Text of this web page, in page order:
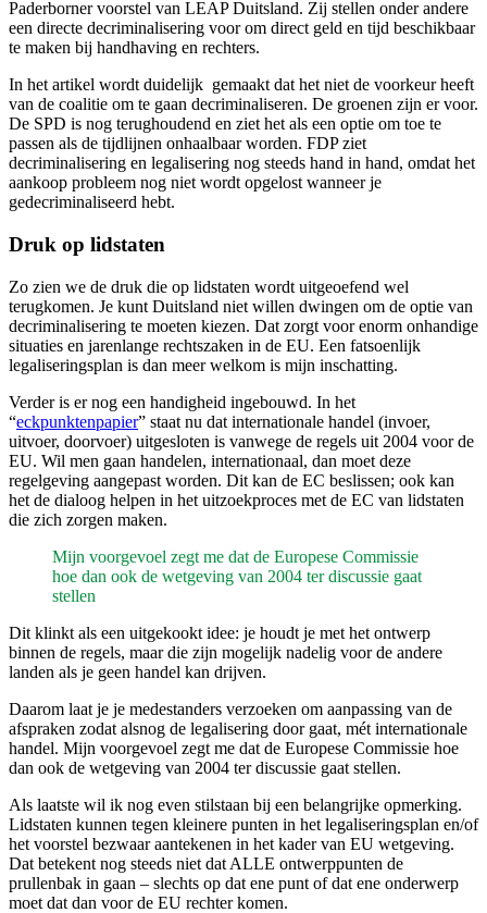
Paderborner voorstel van LEAP Duitsland. Zij stellen onder andere
een directe decriminalisering voor om direct geld en tijd beschikbaar
te maken bij handhaving en rechters.
In het artikel wordt duidelijk gemaakt dat het niet de voorkeur heeft
van de coalitie om te gaan decriminaliseren. De groenen zijn er voor.
De SPD is nog terughoudend en ziet het als een optie om toe te
passen als de tijdlijnen onhaalbaar worden. FDP ziet
decriminalisering en legalisering nog steeds hand in hand, omdat het
aankoop probleem nog niet wordt opgelost wanneer je
gedecriminaliseerd hebt.
Druk op lidstaten
Zo zien we de druk die op lidstaten wordt uitgeoefend wel
terugkomen. Je kunt Duitsland niet willen dwingen om de optie van
decriminalisering te moeten kiezen. Dat zorgt voor enorm onhandige
situaties en jarenlange rechtszaken in de EU. Een fatsoenlijk
legaliseringsplan is dan meer welkom is mijn inschatting.
Verder is er nog een handigheid ingebouwd. In het
“eckpunktenpapier” staat nu dat internationale handel (invoer,
uitvoer, doorvoer) uitgesloten is vanwege de regels uit 2004 voor de
EU. Wil men gaan handelen, internationaal, dan moet deze
regelgeving aangepast worden. Dit kan de EC beslissen; ook kan
het de dialoog helpen in het uitzoekproces met de EC van lidstaten
die zich zorgen maken.
Mijn voorgevoel zegt me dat de Europese Commissie
hoe dan ook de wetgeving van 2004 ter discussie gaat
stellen
Dit klinkt als een uitgekookt idee: je houdt je met het ontwerp
binnen de regels, maar die zijn mogelijk nadelig voor de andere
landen als je geen handel kan drijven.
Daarom laat je je medestanders verzoeken om aanpassing van de
afspraken zodat alsnog de legalisering door gaat, mét internationale
handel. Mijn voorgevoel zegt me dat de Europese Commissie hoe
dan ook de wetgeving van 2004 ter discussie gaat stellen.
Als laatste wil ik nog even stilstaan bij een belangrijke opmerking.
Lidstaten kunnen tegen kleinere punten in het legaliseringsplan en/of
het voorstel bezwaar aantekenen in het kader van EU wetgeving.
Dat betekent nog steeds niet dat ALLE ontwerppunten de
prullenbak in gaan – slechts op dat ene punt of dat ene onderwerp
moet dat dan voor de EU rechter komen.